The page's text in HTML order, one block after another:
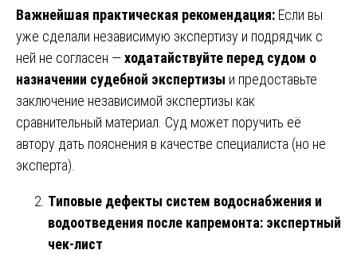
Важнейшая практическая рекомендация: Если вы
уже сделали независимую экспертизу и подрядчик с
ней не согласен —ходатайствуйте перед судом о
назначении судебной экспертизы и предоставьте
заключение независимой экспертизы как
сравнительный материал. Суд может поручить её
автору дать пояснения в качестве специалиста (но не
эксперта).
Типовые дефекты систем водоснабжения и
водоотведения после капремонта: экспертный
чек-лист